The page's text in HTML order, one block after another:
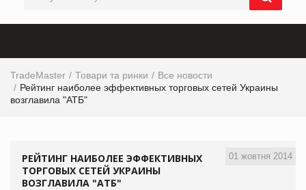
TradeMaster Товари та ринки
Все новости
Рейтинг наиболее эффективных торговых сетей Украины
возглавила "АТБ"
01 жовтня 2014
РЕЙТИНГ НАИБОЛЕЕ ЭФФЕКТИВНЫХ
ТОРГОВЫХ СЕТЕЙ УКРАИНЫ
ВОЗГЛАВИЛА "АТБ"